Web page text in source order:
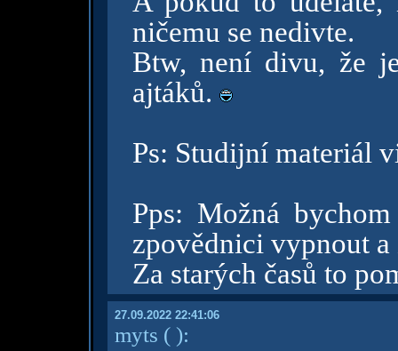
ničemu se nedivte.
Btw, není divu, že
ajtáků.
Ps: Studijní materiál
Pps: Možná
zpovědnici vypnout a
Za starých časů to
27.09.2022 22:41:06
myts ( ):